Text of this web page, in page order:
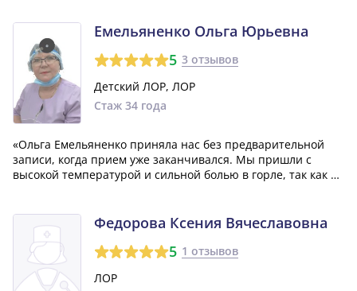
Емельяненко Ольга Юрьевна
5 3 отзывов
Детский ЛОР, ЛОР
Стаж 34 года
«Ольга Емельяненко приняла нас без предварительной
записи, когда прием уже заканчивался. Мы пришли с
высокой температурой и сильной болью в горле, так как у
поставила диагноз - фолликулярная ангин...»
Федорова Ксения Вячеславовна
5 1 отзывов
ЛОР